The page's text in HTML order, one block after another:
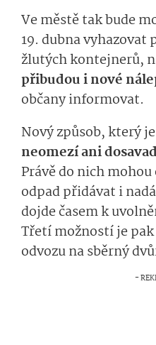
Ve městě tak bude
19. dubna
žlutých kontejnerů,
přibudou i nové
občany informovat.
Nový způsob, který
neomezí ani
Právě do nich
odpad přidávat i
dojde časem k
Třetí možností je
odvozu na sběrný